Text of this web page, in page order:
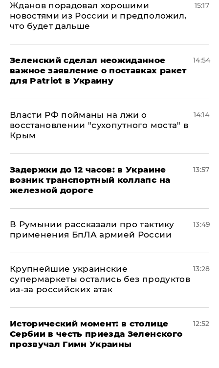
Жданов порадовал хорошими
новостями из России и предположил,
что будет дальше
15:17
Зеленский сделал неожиданное
важное заявление о поставках ракет
для Patriot в Украину
14:54
Власти РФ пойманы на лжи о
восстановлении "сухопутного моста" в
Крым
14:14
Задержки до 12 часов: в Украине
возник транспортный коллапс на
железной дороге
13:57
В Румынии рассказали про тактику
применения БпЛА армией России
13:49
Крупнейшие украинские
супермаркеты остались без продуктов
из-за российских атак
13:28
Исторический момент: в столице
Сербии в честь приезда Зеленского
прозвучал Гимн Украины
12:52